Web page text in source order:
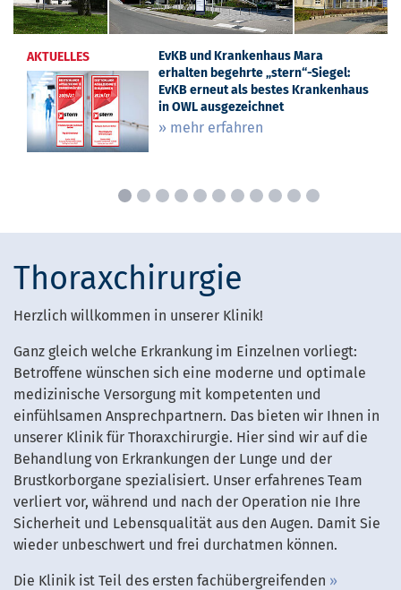
AKTUELLES
EvKB und Krankenhaus Mara
erhalten begehrte „stern“-Siegel:
EvKB erneut als bestes Krankenhaus
in OWL ausgezeichnet
» mehr erfahren
AKTUELLES
Thoraxchirurgie und Lungenzentrum
am EvKB: Rundes Jubiläum mit
prominenter Beteiligung
» mehr erfahren
AKTUELLES
Auszeichnung der Deutschen
Krebsgesellschaft: Ostwestfälisches
Lungenkrebszentrum zertifiziert
» mehr erfahren
AKTUELLES
20 Jahre Qualitätsmedizin:
Thoraxchirurgie am EvKB feiert
Jubiläum
» mehr erfahren
AKTUELLES
Gesundheit ist Teamarbeit:
Evangelisches Klinikum Bethel und
Klinikum Gütersloh kooperieren bei
der Lungenkrebs-Behandlung
» mehr erfahren
AKTUELLES
„Von Erfahrungen profitieren“ –
Thoraxchirurgie des EvKB gibt
Spezialwissen weiter
» mehr erfahren
AKTUELLES
„Vierundzwanzigsieben“ – Neuer
Klinik-Podcast aus Bielefeld:
Mitarbeitende geben spannende
Einblicke
» mehr erfahren
AKTUELLES EvKB+ Im Team gegen den Tumor
» mehr erfahren
AKTUELLES
High-tech-OP beendet 10-jährigen
Leidensweg: Thoraxchirurgen helfen
mit DaVinci-Operation
» mehr erfahren
Thoraxchirurgie
Herzlich willkommen in unserer Klinik!
Ganz gleich welche Erkrankung im Einzelnen vorliegt:
Betroffene wünschen sich eine moderne und optimale
medizinische Versorgung mit kompetenten und
einfühlsamen Ansprechpartnern. Das bieten wir Ihnen in
unserer Klinik für Thoraxchirurgie. Hier sind wir auf die
Behandlung von Erkrankungen der Lunge und der
Brustkorborgane spezialisiert. Unser erfahrenes Team
verliert vor, während und nach der Operation nie Ihre
Sicherheit und Lebensqualität aus den Augen. Damit Sie
wieder unbeschwert und frei durchatmen können.
Die Klinik ist Teil des ersten fachübergreifenden